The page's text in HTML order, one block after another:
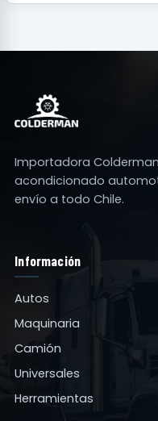
Importadora
acondicionado
envío a todo Chile.
Información
Autos
Maquinaria
Camión
Universales
Herramientas